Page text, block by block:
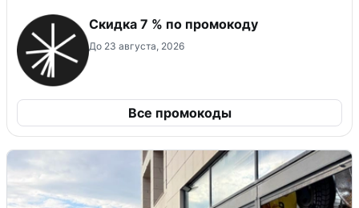
Скидка 7 % по промокоду
До 23 августа, 2026
Все промокоды